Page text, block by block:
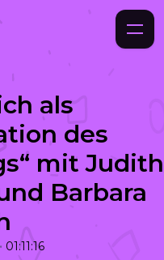
als
des
mit Judith
Barbara
• 01:11:16